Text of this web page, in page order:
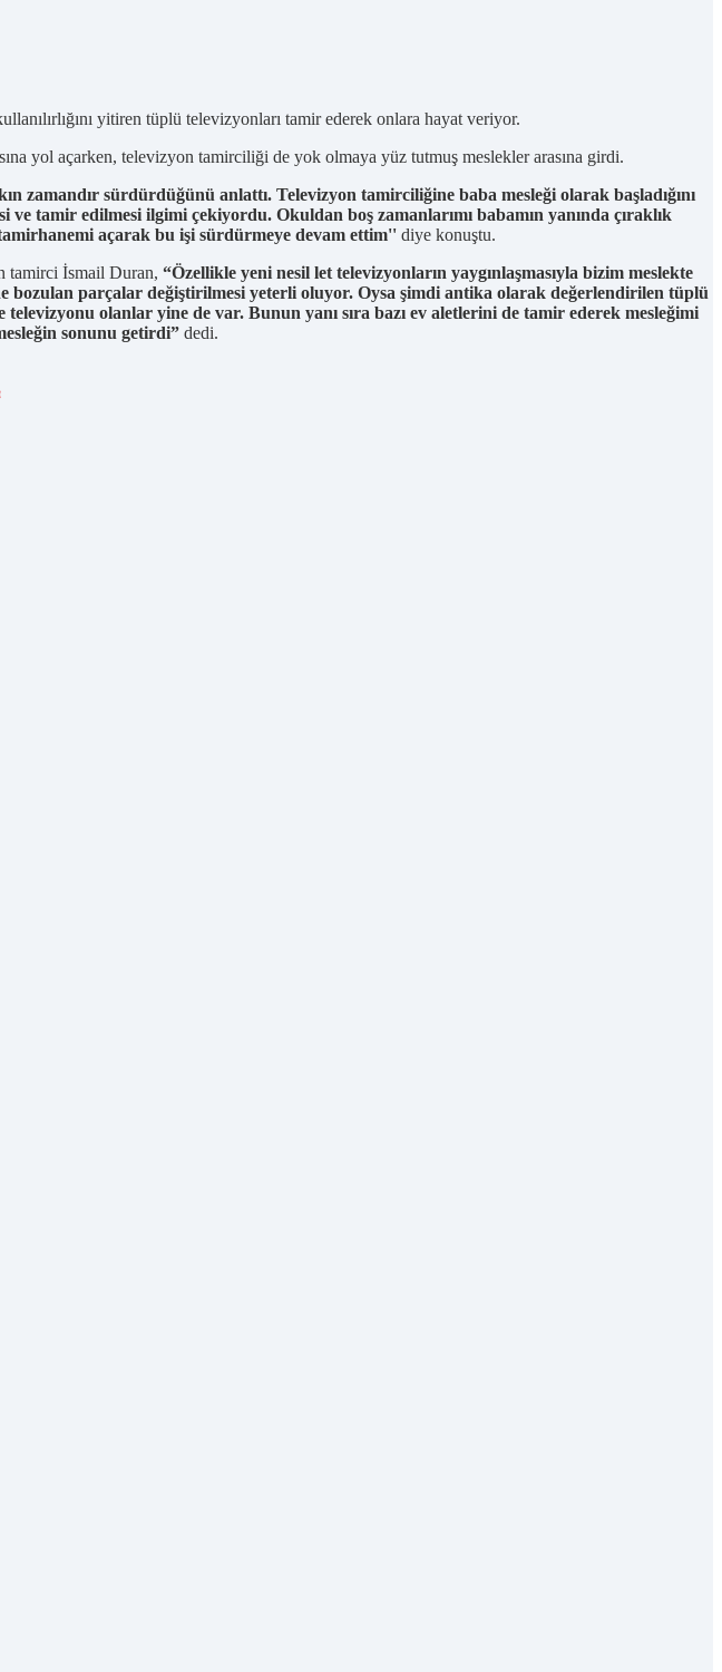
yitiren tüplü televizyonları tamir ederek onlara hayat veriyor.
yol açarken, televizyon tamirciliği de yok olmaya yüz tutmuş meslekler arasına girdi.
zamandır sürdürdüğünü anlattı. Televizyon tamirciliğine baba mesleği olarak başladığını
tamir edilmesi ilgimi çekiyordu. Okuldan boş zamanlarımı babamın yanında çıraklık
açarak bu işi sürdürmeye devam ettim'' diye konuştu.
tamirci İsmail Duran, “Özellikle yeni nesil let televizyonların yaygınlaşmasıyla bizim meslekte
bozulan parçalar değiştirilmesi yeterli oluyor. Oysa şimdi antika olarak değerlendirilen tüplü
olanlar yine de var. Bunun yanı sıra bazı ev aletlerini de tamir ederek mesleğimi
sonunu getirdi” dedi.